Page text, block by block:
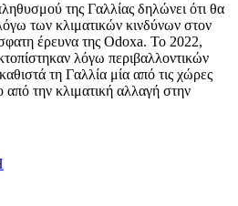
της Γαλλίας δηλώνει ότι θα
των κλιματικών κινδύνων στον
έρευνα της Odoxa. Το 2022,
λόγω περιβαλλοντικών
τη Γαλλία μία από τις χώρες
από την κλιματική αλλαγή στην